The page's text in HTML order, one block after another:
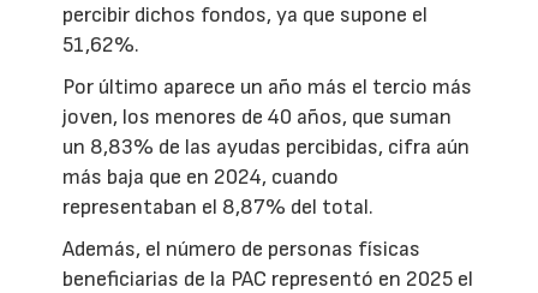
percibir dichos fondos, ya que supone el
51,62%.
Por último aparece un año más el tercio más
joven, los menores de 40 años, que suman
un 8,83% de las ayudas percibidas, cifra aún
más baja que en 2024, cuando
representaban el 8,87% del total.
Además, el número de personas físicas
beneficiarias de la PAC representó en 2025 el